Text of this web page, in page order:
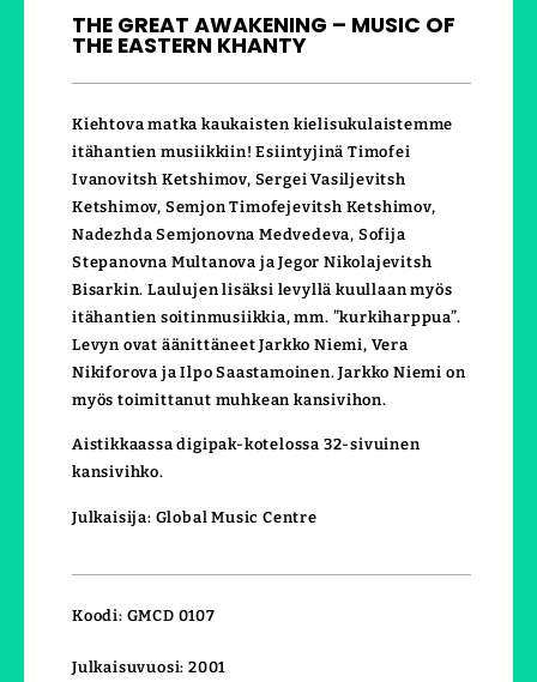
THE GREAT AWAKENING – MUSIC OF
THE EASTERN KHANTY
Kiehtova matka kaukaisten kielisukulaistemme
itähantien musiikkiin! Esiintyjinä Timofei
Ivanovitsh Ketshimov, Sergei Vasiljevitsh
Ketshimov, Semjon Timofejevitsh Ketshimov,
Nadezhda Semjonovna Medvedeva, Sofija
Stepanovna Multanova ja Jegor Nikolajevitsh
Bisarkin. Laulujen lisäksi levyllä kuullaan myös
itähantien soitinmusiikkia, mm. ”kurkiharppua”.
Levyn ovat äänittäneet Jarkko Niemi, Vera
Nikiforova ja Ilpo Saastamoinen. Jarkko Niemi on
myös toimittanut muhkean kansivihon.
Aistikkaassa digipak-kotelossa 32-sivuinen
kansivihko.
Julkaisija: Global Music Centre
Koodi: GMCD 0107
Julkaisuvuosi: 2001